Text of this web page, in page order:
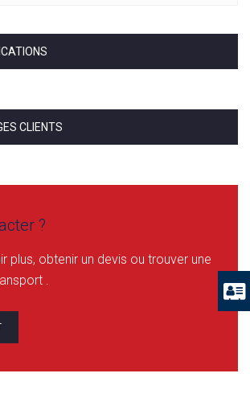
CLIENTS
?
plus, obtenir un devis ou trouver une
.